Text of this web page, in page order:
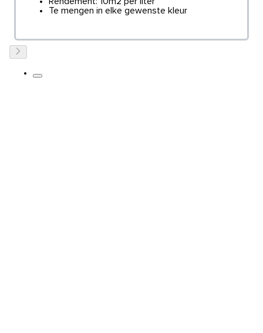
Te mengen in elke gewenste kleur